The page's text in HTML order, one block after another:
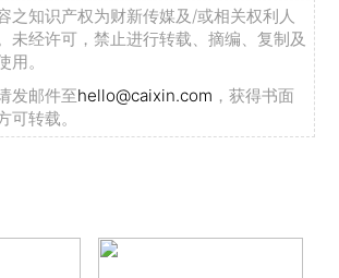
之知识产权为财新传媒及/或相关权利人
未经许可，禁止进行转载、摘编、复制及
用。
发邮件至hello@caixin.com ，获得书面
可转载。